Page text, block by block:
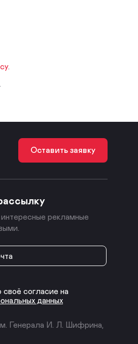
.
Оставить заявку
рекламные
согласие на
данных
Генерала И. Л. Шифрина,